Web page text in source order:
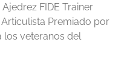
FIDE Trainer
Premiado por
los veteranos del